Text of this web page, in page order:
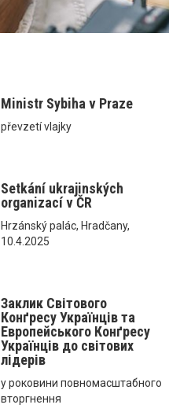
Ministr Sybiha v Praze
převzetí vlajky
Setkání ukrajinských
organizací v ČR
Hrzánský palác, Hradčany,
10.4.2025
Заклик Світового
Конґресу Українців та
Eвропейського Конґресу
Українців до світових
лідерів
у роковини повномасштабного
вторгнення